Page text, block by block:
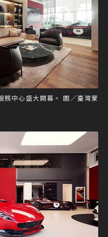
務中心盛大開幕。 圖／臺灣蒙